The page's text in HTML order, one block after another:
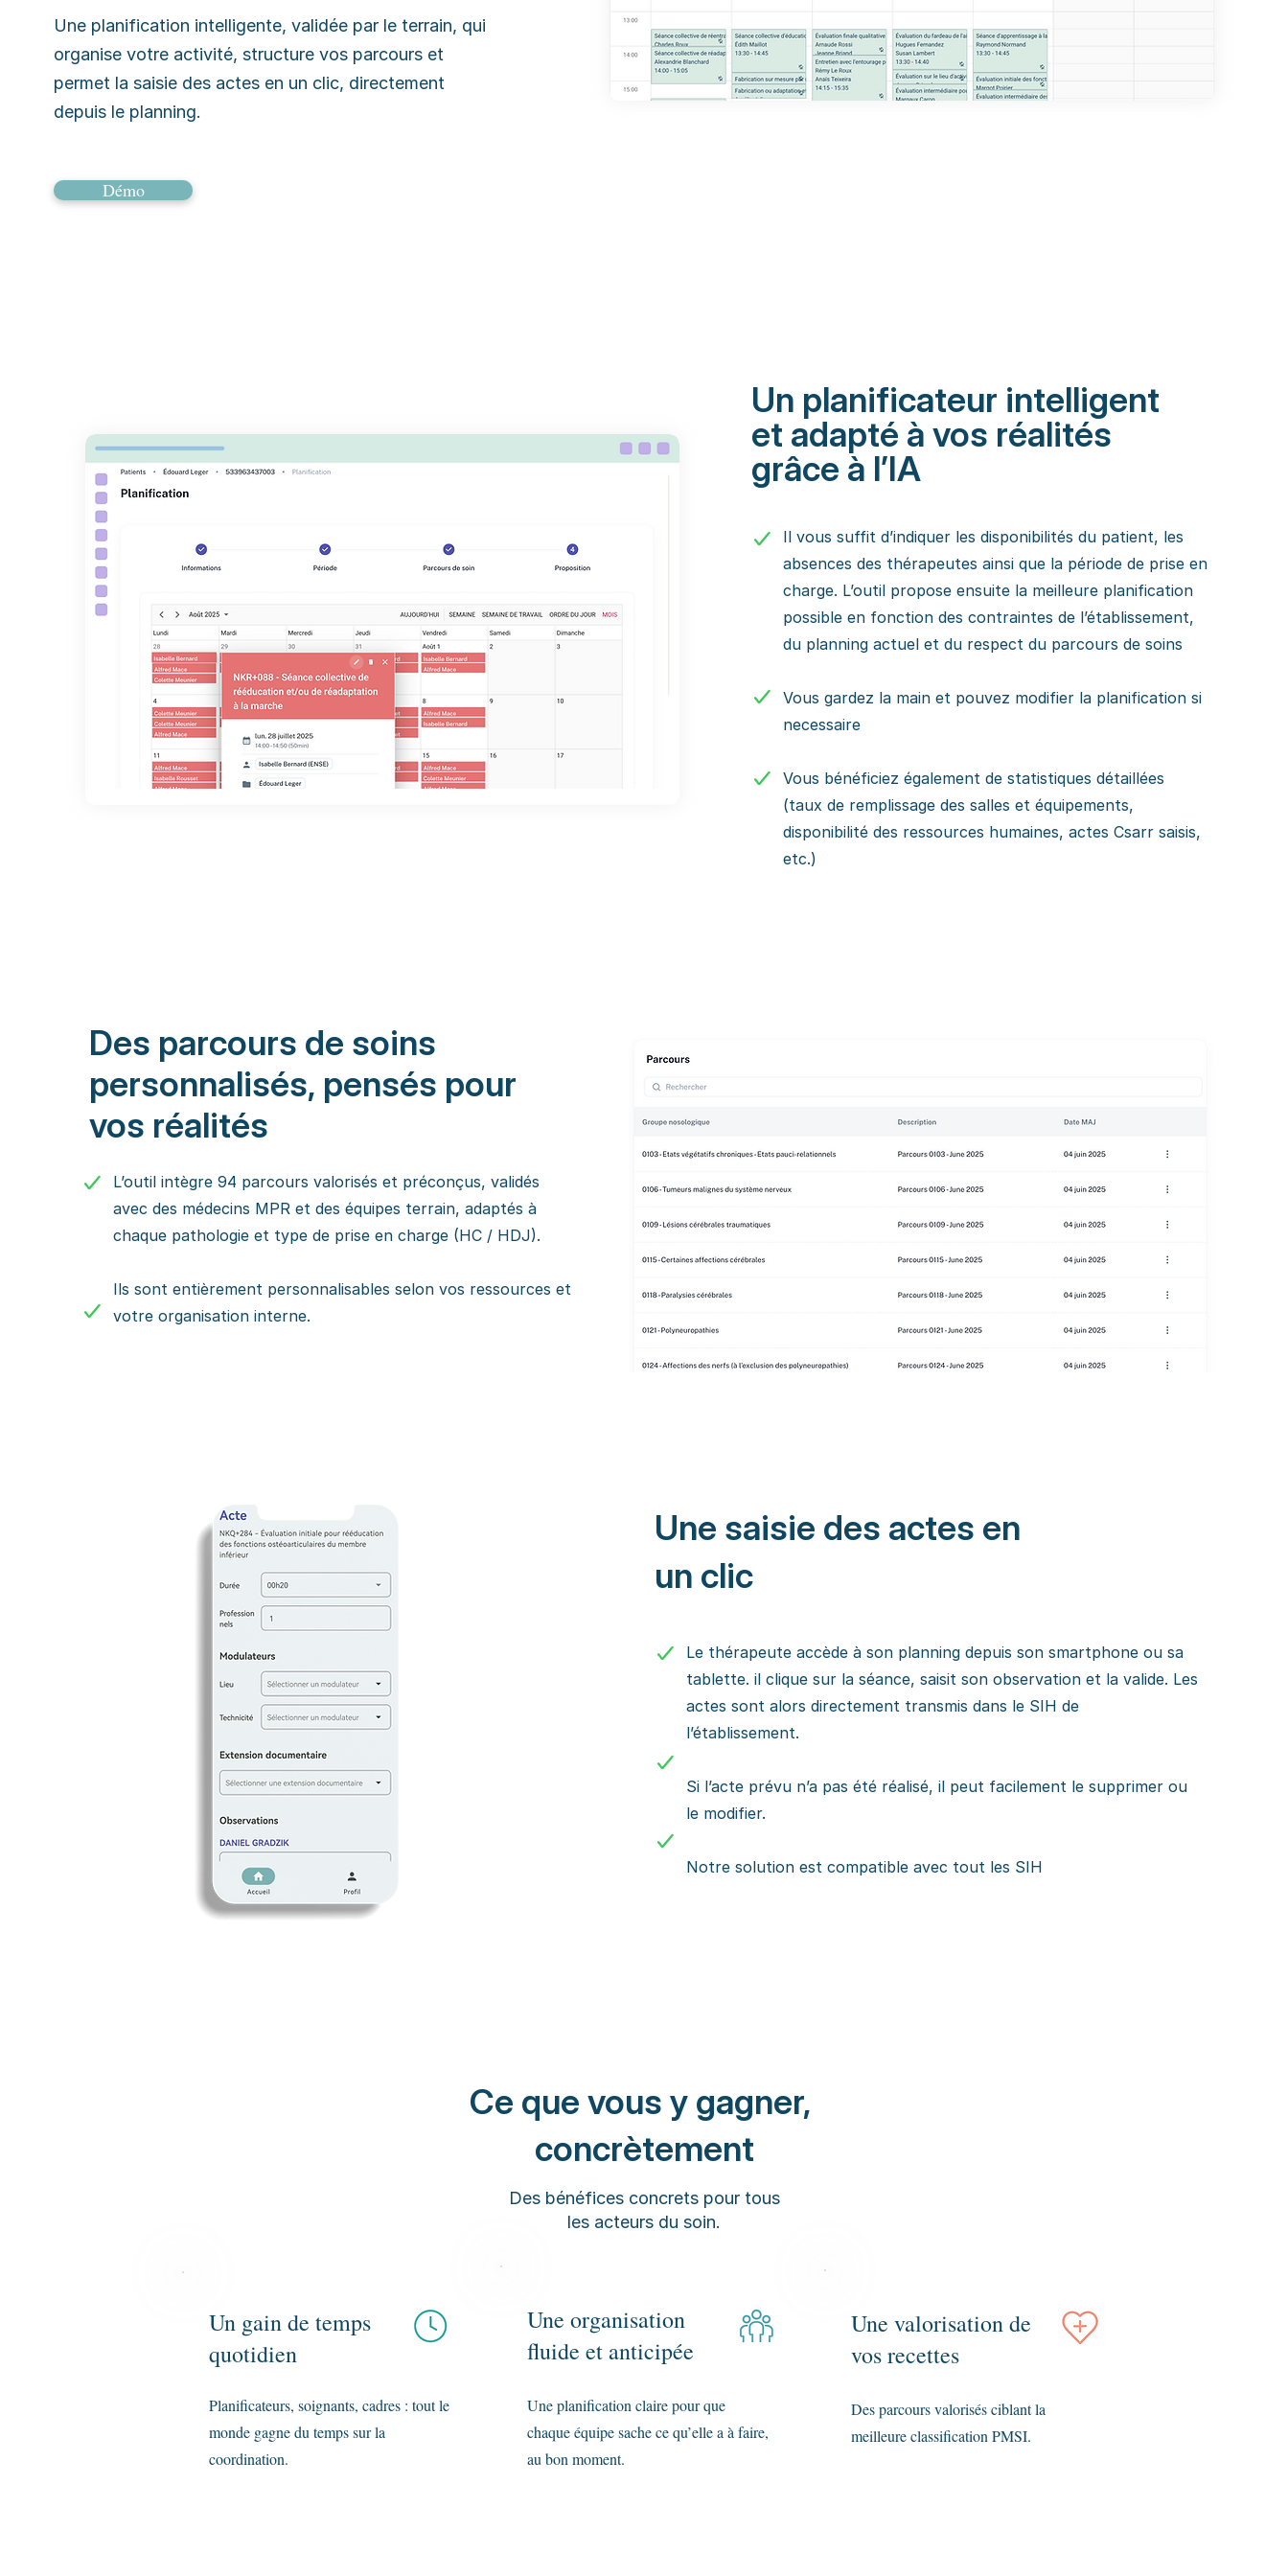
Une planification intelligente, validée par le terrain, qui
organise votre activité, structure vos parcours et
permet la saisie des actes en un clic, directement
depuis le planning.
Démo
Un planificateur intelligent
et adapté à vos réalités
grâce à l’IA
Il vous suffit d’indiquer les disponibilités du patient, les
absences des thérapeutes ainsi que la période de prise en
charge. L’outil propose ensuite la meilleure planification
possible en fonction des contraintes de l’établissement,
du planning actuel et du respect du parcours de soins
Vous gardez la main et pouvez modifier la planification si
necessaire
Vous bénéficiez également de statistiques détaillées
(taux de remplissage des salles et équipements,
disponibilité des ressources humaines, actes Csarr saisis,
etc.)
Des parcours de soins
personnalisés, pensés pour
vos réalités
L’outil intègre 94 parcours valorisés et préconçus, validés
avec des médecins MPR et des équipes terrain, adaptés à
chaque pathologie et type de prise en charge (HC / HDJ).
Ils sont entièrement personnalisables selon vos ressources et
votre organisation interne.
Une saisie des actes en
un clic
Le thérapeute accède à son planning depuis son smartphone ou sa
tablette. il clique sur la séance, saisit son observation et la valide. Les
actes sont alors directement transmis dans le SIH de
l’établissement.
Si l’acte prévu n’a pas été réalisé, il peut facilement le supprimer ou
le modifier.
Notre solution est compatible avec tout les SIH
Ce que vous y gagner,
concrètement
Des bénéfices concrets pour tous
les acteurs du soin.
Un gain de temps
quotidien
Planificateurs, soignants, cadres : tout le
monde gagne du temps sur la
coordination.
Une organisation
fluide et anticipée
Une planification claire pour que
chaque équipe sache ce qu’elle a à faire,
au bon moment.
Une valorisation de
vos recettes
Des parcours valorisés ciblant la
meilleure classification PMSI.